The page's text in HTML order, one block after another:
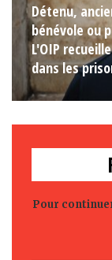
Détenu,
bénévole ou
L'OIP
dans les
Pour